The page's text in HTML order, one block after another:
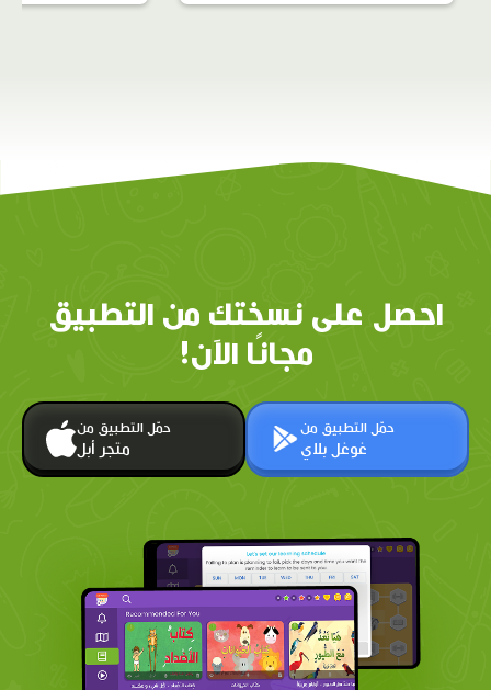
احصل على نسختك من التطبيق
مجانًا الآن!
حمّل التطبيق من
متجر أبل
حمّل التطبيق من
غوغل بلاي